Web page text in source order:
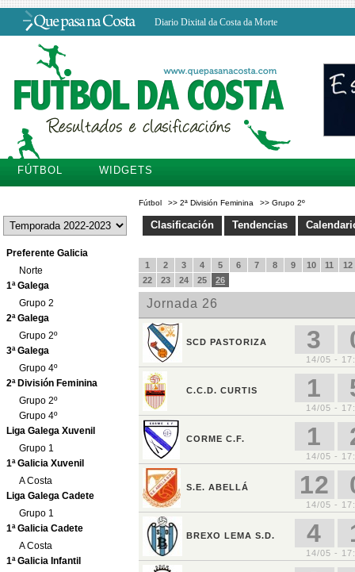
Diario Dixital da Costa da Morte
FÚTBOL WIDGETS
Preferente Galicia
Norte
1ª Galega
Grupo 2
2ª Galega
Grupo 2º
3ª Galega
Grupo 4º
2ª División Feminina
Grupo 2º
Grupo 4º
Liga Galega Xuvenil
Grupo 1
1ª Galicia Xuvenil
A Costa
Liga Galega Cadete
Grupo 1
1ª Galicia Cadete
A Costa
1ª Galicia Infantil
Fútbol >> 2ª División Feminina >> Grupo 2º
Clasificación Tendencias